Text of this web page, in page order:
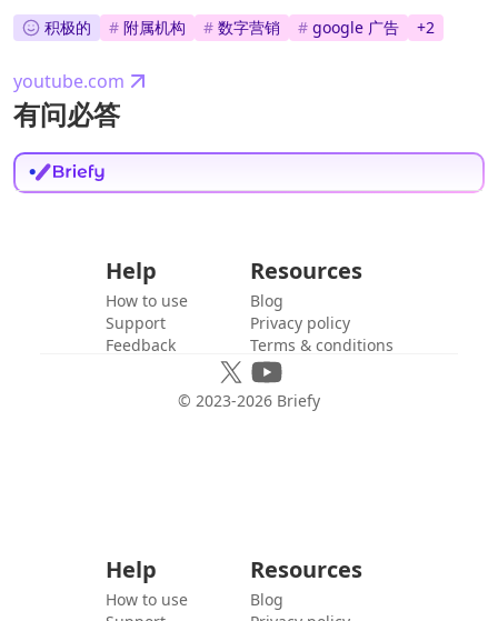
积极的 # 附属机构 # 数字营销 # google 广告 +2
youtube.com
有问必答
Help
How to use
Support
Feedback
Resources
Blog
Privacy policy
Terms & conditions
© 2023-2026 Briefy
Help
How to use
Resources
Blog